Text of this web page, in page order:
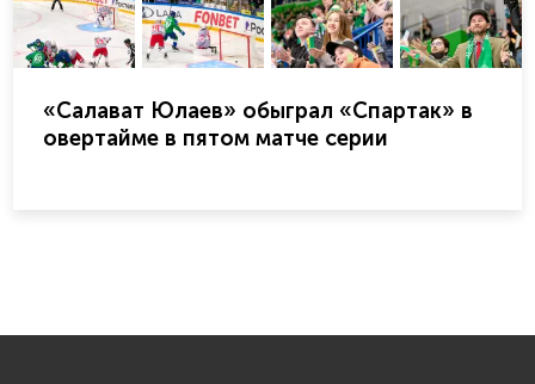
«Салават Юлаев» обыграл «Спартак» в
овертайме в пятом матче серии